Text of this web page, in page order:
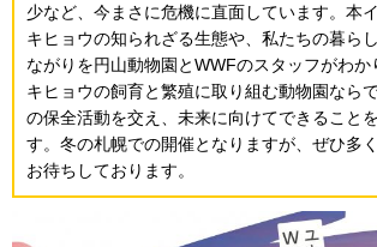
少など、今まさに危機に直面しています。本
キヒョウの知られざる生態や、私たちの暮ら
ながりを円山動物園とWWFのスタッフがわか
キヒョウの飼育と繁殖に取り組む動物園なら
の保全活動を交え、未来に向けてできること
す。冬の札幌での開催となりますが、ぜひ多
お待ちしております。